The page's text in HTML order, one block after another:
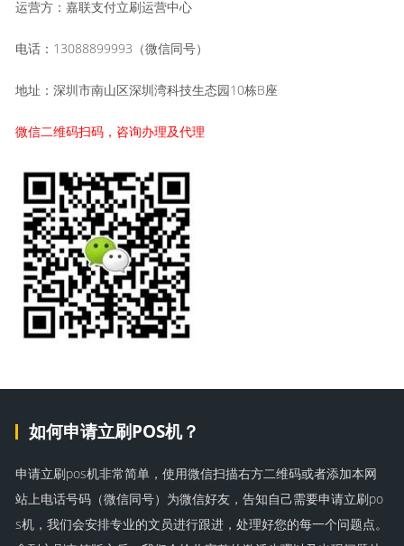
运营方：嘉联支付立刷运营中心
电话：13088899993（微信同号）
地址：深圳市南山区深圳湾科技生态园10栋B座
微信二维码扫码，咨询办理及代理
如何申请立刷POS机？
申请立刷pos机非常简单，使用微信扫描右方二维码或者添加本网
站上电话号码（微信同号）为微信好友，告知自己需要申请立刷po
s机，我们会安排专业的文员进行跟进，处理好您的每一个问题点。